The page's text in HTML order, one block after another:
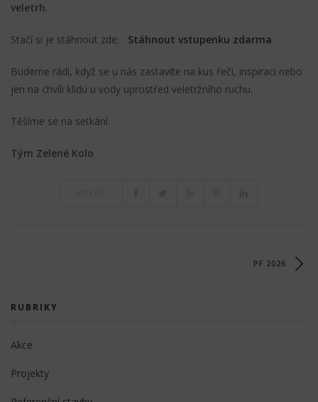
veletrh.
Stačí si je stáhnout zde: Stáhnout vstupenku zdarma
Budeme rádi, když se u nás zastavíte na kus řeči, inspiraci nebo
jen na chvíli klidu u vody uprostřed veletržního ruchu.
Těšíme se na setkání.
Tým Zelené Kolo
PF 2026
RUBRIKY
Akce
Projekty